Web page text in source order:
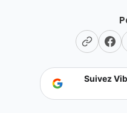
Suivez